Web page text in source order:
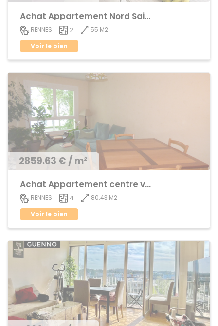
Achat Appartement Nord Saint-Martin
RENNES 2
55 M2
Voir le bien
2859.63 € / m²
Achat Appartement centre ville
RENNES 4
80.43 M2
Voir le bien